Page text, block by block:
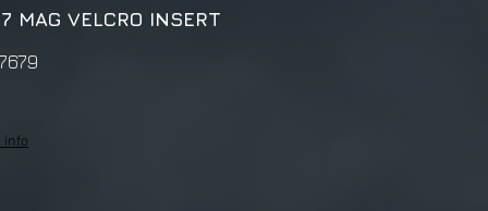
MAG VELCRO INSERT
info